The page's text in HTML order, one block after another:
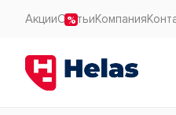
АкцииСтатьиКомпания